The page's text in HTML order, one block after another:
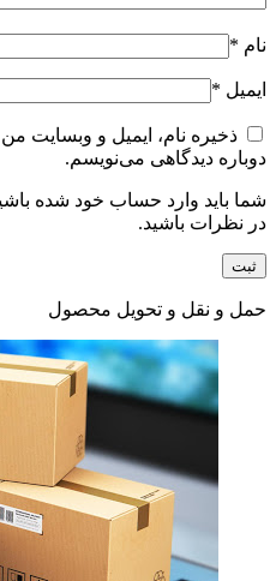
نام *
ایمیل *
ذخیره نام، ایمیل و وبسایت
دوباره دیدگاهی می‌نویسم.
شما باید وارد حساب خود شده
در نظرات باشید.
حمل و نقل و تحویل محصول